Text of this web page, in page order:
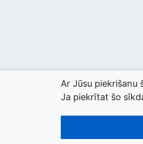
© 2026 termini.gov.lv.
Ar Jūsu
Ja piekrītat šo